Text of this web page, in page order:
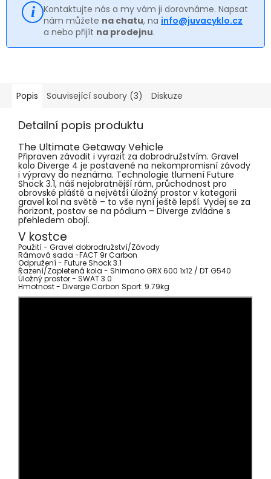
Kontaktujte nás a my vám ji dorovnáme. Napsat
nám můžete na chatu, na info@juvacyklo.cz
a nebo přijít na prodejnu.
Popis Související soubory (3) Diskuze
Detailní popis produktu
The Ultimate Getaway Vehicle
Připraven závodit i vyrazit za dobrodružstvím. Gravel
kolo Diverge 4 je postavené na nekompromisní závody
i výpravy do neznáma. Technologie tlumení Future
Shock 3.1, náš nejobratnější rám, průchodnost pro
obrovské pláště a největší úložný prostor v kategorii
gravel kol na světě – to vše nyní ještě lepší. Vydej se za
horizont, postav se na pódium – Diverge zvládne s
přehledem obojí.
V kostce
Použití - Gravel dobrodružství/Závody
Rámová sada -FACT 9r Carbon
Odpružení - Future Shock 3.1
Řazení/Zapletená kola - Shimano GRX 600 1x12 / DT G540
Úložný prostor - SWAT 3.0
Hmotnost - Diverge Carbon Sport: 9.79kg